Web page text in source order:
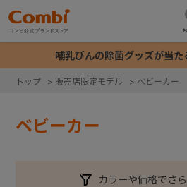
哺乳びんの除菌グッズが当
ベビーカー
カラーや価格でさ
トップ > 販売店限定モデル > ベビーカー